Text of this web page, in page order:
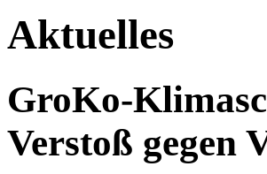
Aktuelles
GroKo-
Verstoß gegen